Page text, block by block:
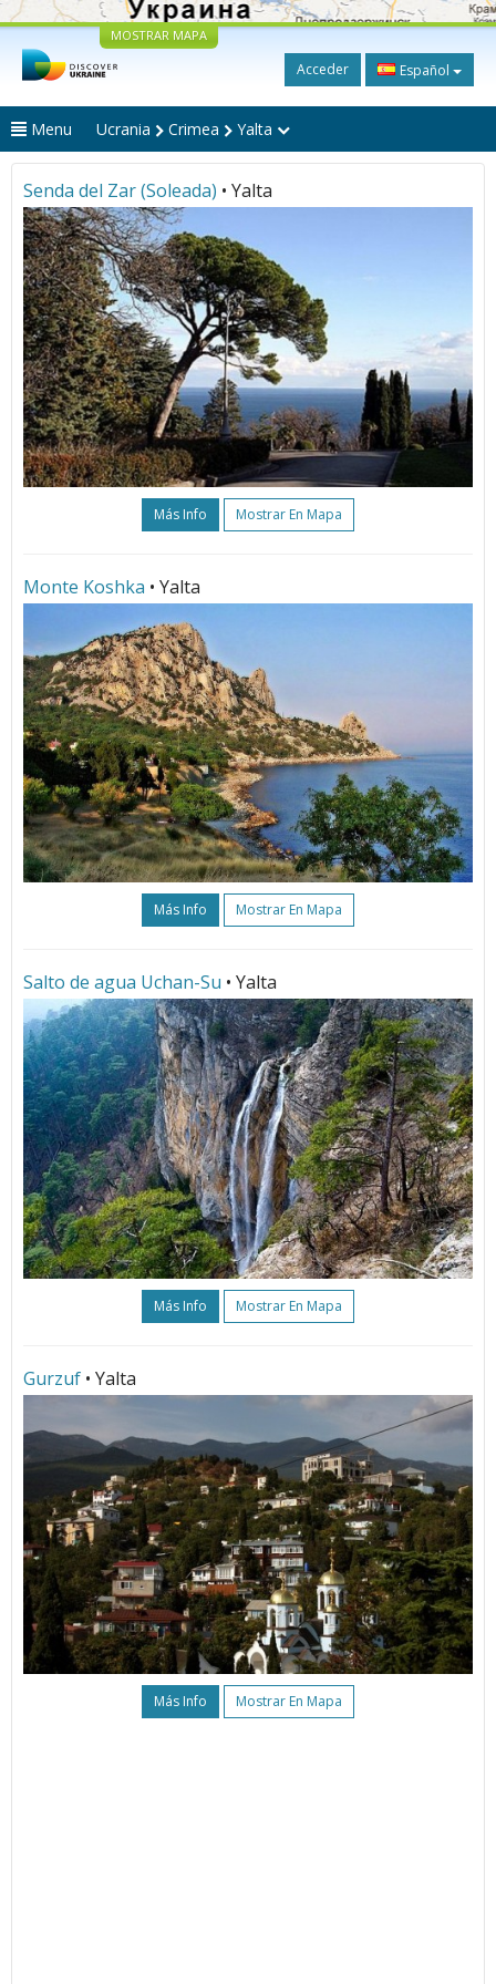
MOSTRAR MAPA
Acceder Español
Menu Ucrania Crimea Yalta
Senda del Zar (Soleada) • Yalta
Más Info Mostrar En Mapa
Monte Koshka • Yalta
Más Info Mostrar En Mapa
Salto de agua Uchan-Su • Yalta
Más Info Mostrar En Mapa
Gurzuf • Yalta
Más Info Mostrar En Mapa